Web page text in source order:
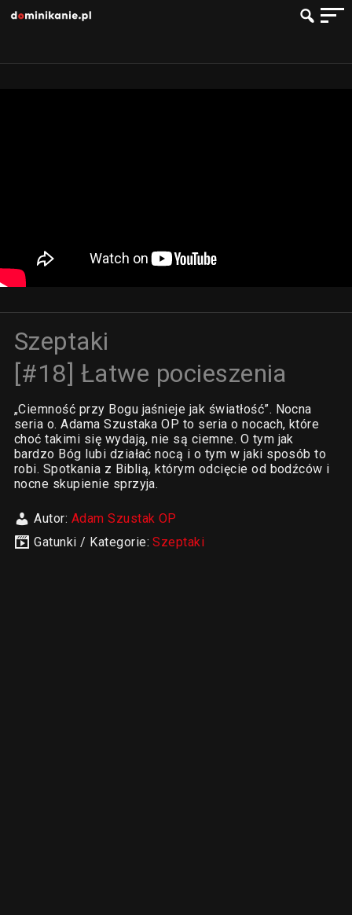
Szeptaki
[#18] Łatwe pocieszenia
„Ciemność przy Bogu jaśnieje jak światłość”. Nocna
seria o. Adama Szustaka OP to seria o nocach, które
choć takimi się wydają, nie są ciemne. O tym jak
bardzo Bóg lubi działać nocą i o tym w jaki sposób to
robi. Spotkania z Biblią, którym odcięcie od bodźców i
nocne skupienie sprzyja.
Autor: Adam Szustak OP
Gatunki / Kategorie:Szeptaki